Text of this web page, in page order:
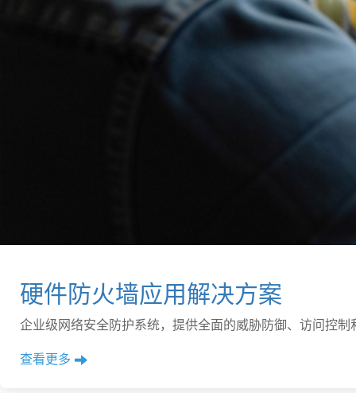
硬件防火墙应用解决方案
企业级网络安全防护系统，提供全面的威胁防御、访问控制
查看更多